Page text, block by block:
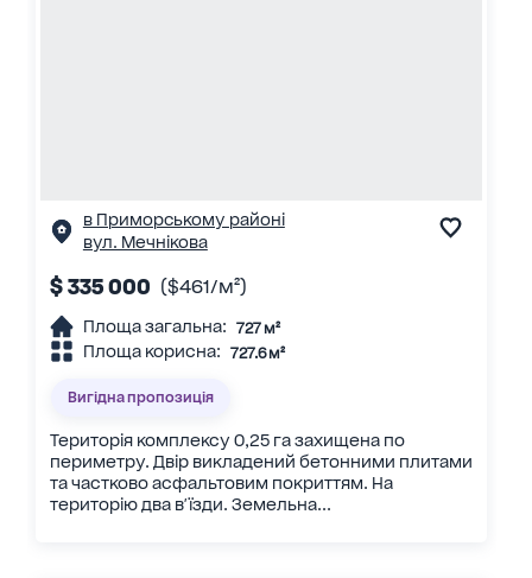
в Приморському районі
вул. Мечнікова
$ 335 000 ($461/м²)
Площа загальна: 727 м²
Площа корисна: 727.6 м²
Вигідна пропозиція
Територія комплексу 0,25 га захищена по
периметру. Двір викладений бетонними плитами
та частково асфальтовим покриттям. На
територію два в'їзди. Земельна...